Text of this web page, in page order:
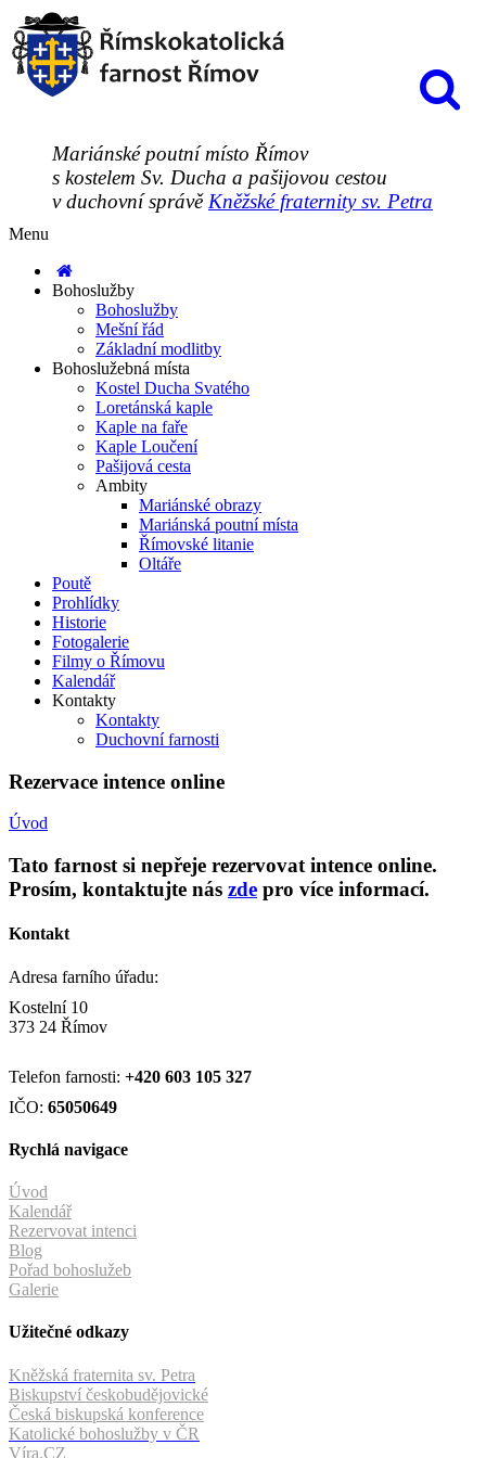
Mariánské poutní místo Římov
s kostelem Sv. Ducha a pašijovou cestou
v duchovní správě Kněžské fraternity sv. Petra
Menu
Bohoslužby
Bohoslužby
Mešní řád
Základní modlitby
Bohoslužebná místa
Kostel Ducha Svatého
Loretánská kaple
Kaple na faře
Kaple Loučení
Pašijová cesta
Ambity
Mariánské obrazy
Mariánská poutní místa
Římovské litanie
Oltáře
Poutě
Prohlídky
Historie
Fotogalerie
Filmy o Římovu
Kalendář
Kontakty
Kontakty
Duchovní farnosti
Rezervace intence online
Úvod
Tato farnost si nepřeje rezervovat intence online.
Prosím, kontaktujte nás zde pro více informací.
Kontakt
Adresa farního úřadu:
Kostelní 10
373 24 Římov
Telefon farnosti: +420 603 105 327
IČO: 65050649
Rychlá navigace
Úvod
Kalendář
Rezervovat intenci
Blog
Pořad bohoslužeb
Galerie
Užitečné odkazy
Kněžská fraternita sv. Petra
Biskupství českobudějovické
Česká biskupská konference
Katolické bohoslužby v ČR
Víra.CZ